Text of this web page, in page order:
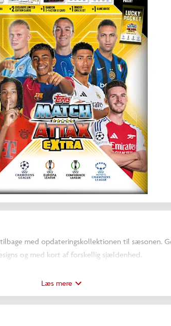
med opdateringskollektionen til sæsonen.
og med kort af forskellig sjældenhed.
måske et af autografkortene?
Læs mere